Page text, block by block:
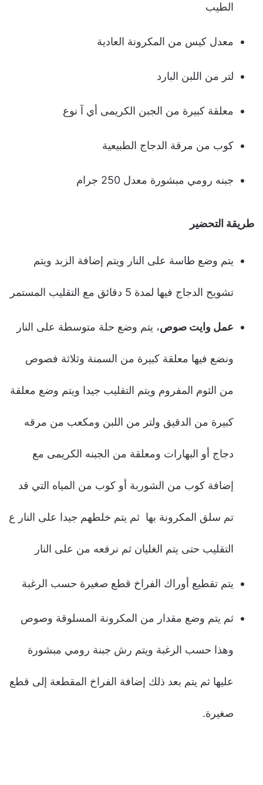
الطيب
معدل كيس من المكرونة العادية
لتر من اللبن البارد
معلقة كبيرة من الجبن الكريمى أي آ نوع
كوب من مرقة الدجاج الطبيعية
جبنه رومي مبشورة معدل 250 جرام
طريقة التحضير
يتم وضع طاسة على النار ويتم إضافة الزبد ويتم
تشويح الدجاج فيها لمدة 5 دقائق مع التقليب المستمر
عمل وايت صوص، يتم وضع حلة متوسطة على النار
ونضع فيها معلقة كبيرة من السمنة وثلاثة فصوص
من الثوم المفروم ويتم التقليب جيدا ويتم وضع معلقة
كبيرة من الدقيق ولتر من اللبن ومكعب من مرقه
دجاج أو البهارات ومعلقة من الجبنه الكريمى مع
إضافة كوب من الشوربة أو كوب من المياه التي قد
تم سلق المكرونة بها ثم يتم خلطهم جيدا على النار ع
التقليب حتى يتم الغليان ثم نرفعه من على النار
يتم تقطيع أوراك الفراخ قطع صغيرة حسب الرغبة
ثم يتم وضع مقدار من المكرونة المسلوقة وصوص
وهذا حسب الرغبة ويتم رش جبنة رومي مبشورة
عليها ثم يتم بعد ذلك إضافة الفراخ المقطعة إلى قطع
صغيرة.